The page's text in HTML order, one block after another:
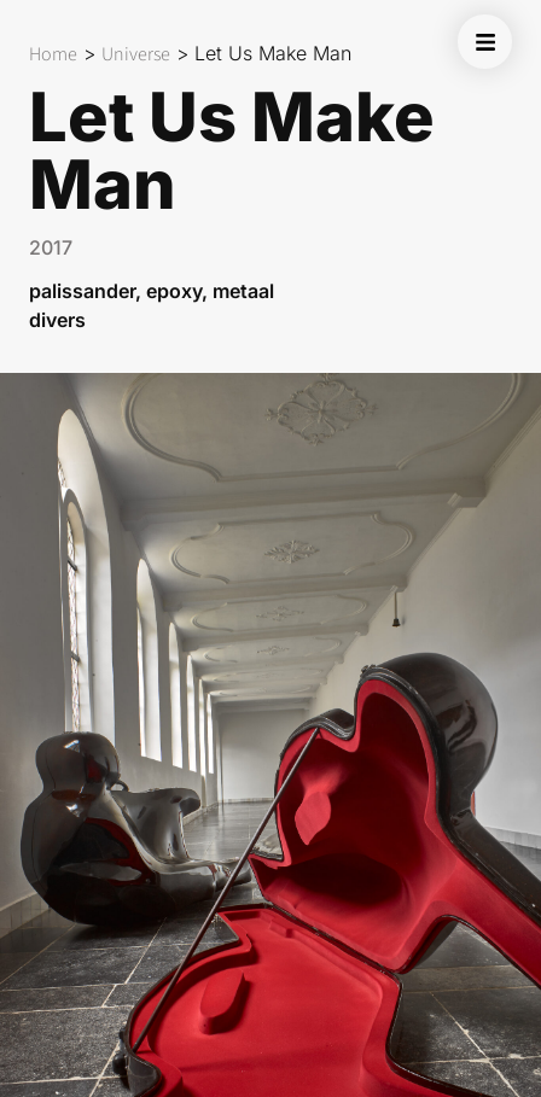
Home > Universe > Let Us Make Man
Let Us Make
Man
2017
palissander, epoxy, metaal
divers